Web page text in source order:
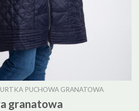
PUCHOWA GRANATOWA
granatowa